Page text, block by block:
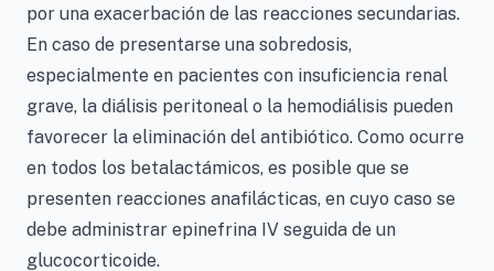
por una exacerbación de las reacciones secundarias.
En caso de presentarse una sobredosis,
especialmente en pacientes con insuficiencia renal
grave, la diálisis peritoneal o la hemodiálisis pueden
favorecer la eliminación del antibiótico. Como ocurre
en todos los betalactámicos, es posible que se
presenten reacciones anafilácticas, en cuyo caso se
debe administrar epinefrina IV seguida de un
glucocorticoide.